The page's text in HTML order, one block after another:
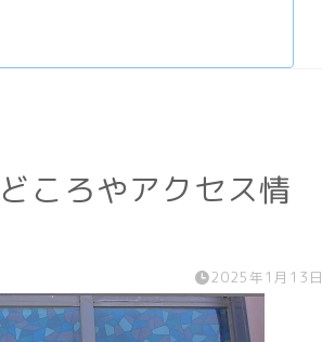
ころやアクセス情
2025年1月13日